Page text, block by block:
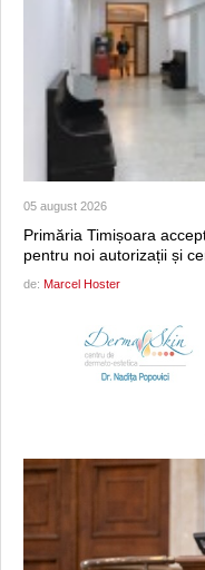
05 august 2026
Primăria Timișoara
pentru noi autorizații și
de: Marcel Hoster